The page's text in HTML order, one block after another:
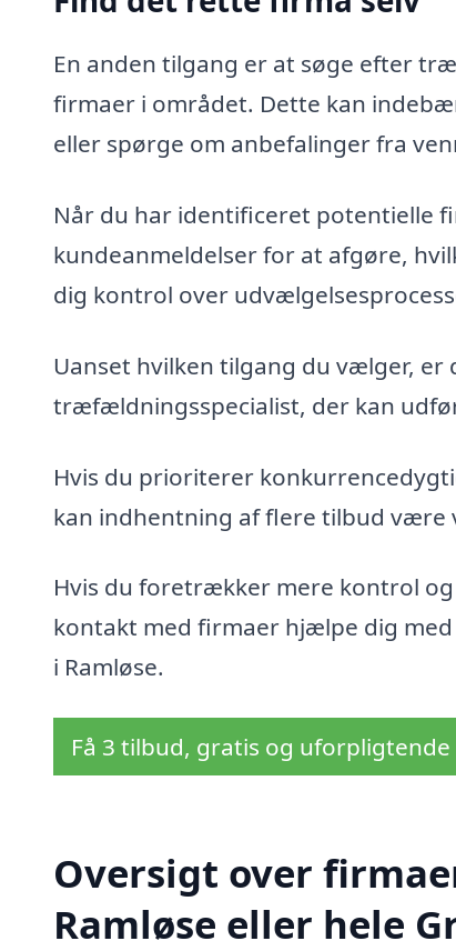
En anden tilgang er at søge efter
firmaer i området. Dette kan
eller spørge om anbefalinger fra
Når du har identificeret potentielle
kundeanmeldelser for at afgøre,
dig kontrol over
Uanset hvilken tilgang du vælger,
træfældningsspecialist, der kan
Hvis du prioriterer
kan indhentning af flere tilbud være
Hvis du foretrækker mere kontrol
kontakt med firmaer hjælpe dig
i Ramløse.
Få 3 tilbud, gratis og uforpligtende
Oversigt over
Ramløse eller hele